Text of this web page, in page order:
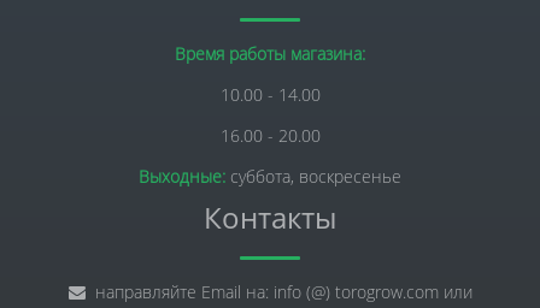
Время работы магазина:
10.00 - 14.00
16.00 - 20.00
Выходные: суббота, воскресенье
Контакты
направляйте Email на: info (@) torogrow.com или